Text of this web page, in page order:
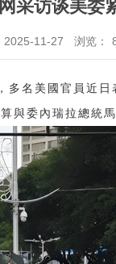
采访谈美委
2025-11-27 浏览：
多名美國官員近
與委內瑞拉總統